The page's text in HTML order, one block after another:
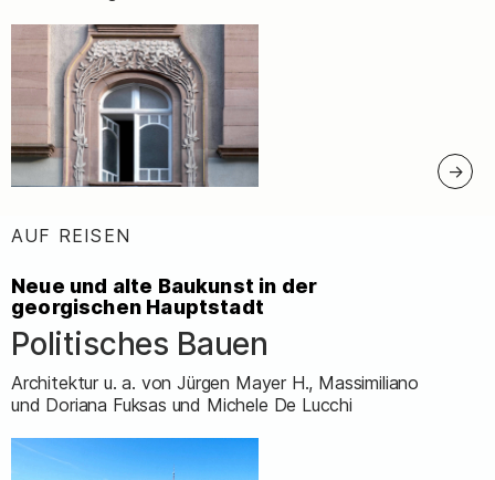
AUF REISEN
Neue und alte Baukunst in der
georgischen Hauptstadt
–
Politisches Bauen
Architektur u. a. von Jürgen Mayer H., Massimiliano
und Doriana Fuksas und Michele De Lucchi